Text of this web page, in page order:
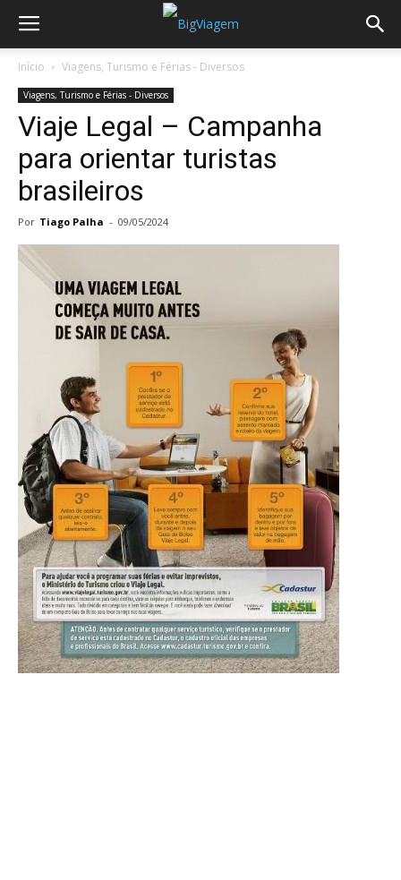
Início Viagens, Turismo e Férias - Diversos
Viagens, Turismo e Férias - Diversos
Viaje Legal – Campanha
para orientar turistas
brasileiros
Por Tiago Palha - 09/05/2024